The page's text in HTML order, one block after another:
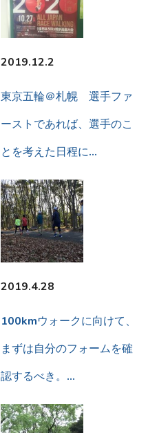
2019.12.2
東京五輪＠札幌 選手ファ
ーストであれば、選手のこ
とを考えた日程に…
2019.4.28
100kmウォークに向けて、
まずは自分のフォームを確
認するべき。…